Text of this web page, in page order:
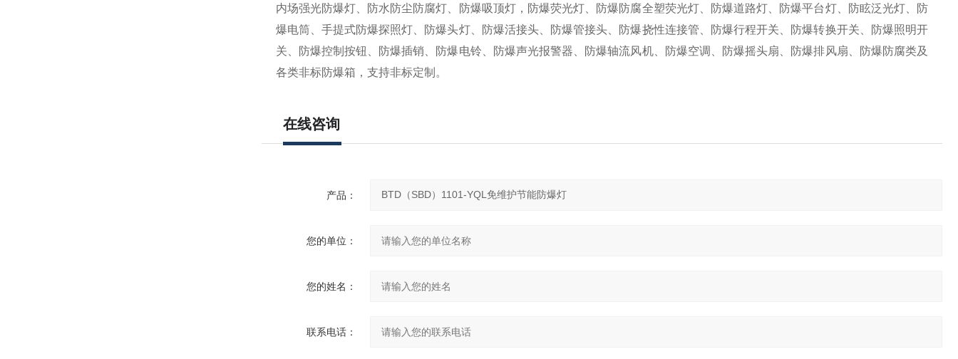
内场强光防爆灯、防水防尘防腐灯、防爆吸顶灯，防爆荧光灯、防爆防腐全塑荧光灯、防爆道路灯、防爆平台灯、防眩泛光灯、防
爆电筒、手提式防爆探照灯、防爆头灯、防爆活接头、防爆管接头、防爆挠性连接管、防爆行程开关、防爆转换开关、防爆照明开
关、防爆控制按钮、防爆插销、防爆电铃、防爆声光报警器、防爆轴流风机、防爆空调、防爆摇头扇、防爆排风扇、防爆防腐类及
各类非标防爆箱， 支持非标定制 。
在线咨询
产品：
您的单位：
您的姓名：
联系电话：